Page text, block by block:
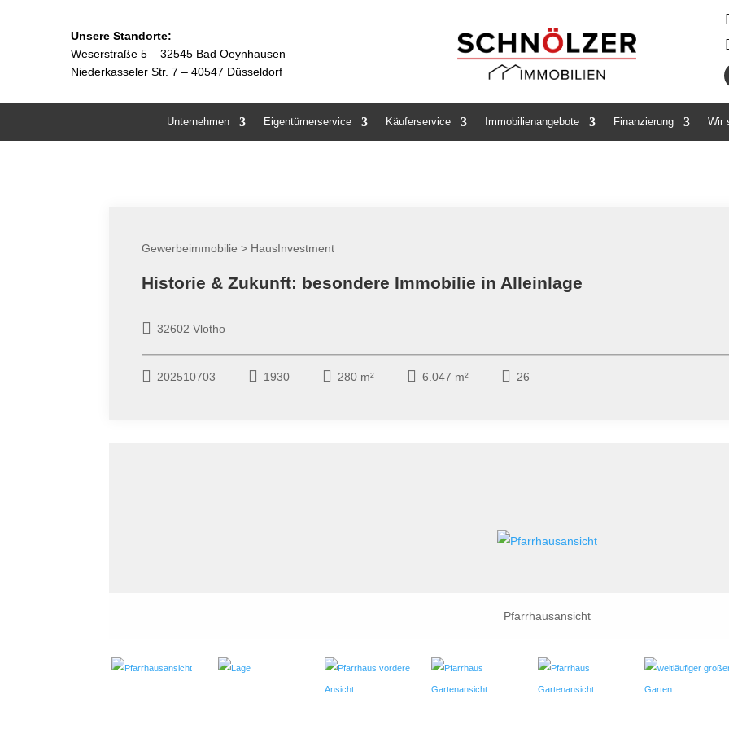
Unsere Standorte:
Weserstraße 5 – 32545 Bad Oeynhausen
Niederkasseler Str. 7 – 40547 Düsseldorf
Unternehmen Eigentümerservice Käuferservice Immobilienangebote Finanzierung Wir
Gewerbeimmobilie > HausInvestment
Historie & Zukunft: besondere Immobilie in Alleinlage
32602 Vlotho
202510703 1930 280 m² 6.047 m² 26
Pfarrhausansicht